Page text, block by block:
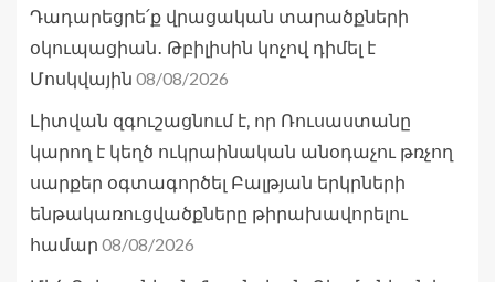
Դադարեցրե՛ք վրացական տարածքների
օկուպացիան․ Թբիլիսին կոչով դիմել է
Մոսկվային 08/08/2026
Լիտվան զգուշացնում է, որ Ռուսաստանը
կարող է կեղծ ուկրաինական անօդաչու թռչող
սարքեր օգտագործել Բալթյան երկրների
ենթակառուցվածքները թիրախավորելու
համար 08/08/2026